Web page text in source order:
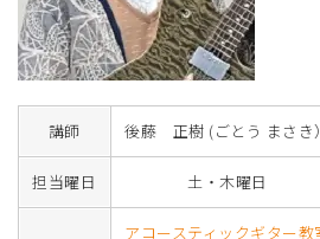
講師 後藤 正樹 (ごとう まさき）
担当曜日 土・木曜日
アコースティックギター教